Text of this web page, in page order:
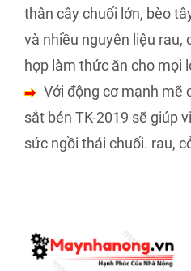
thân cây chuối lớn, bèo
và nhiều nguyên liệu rau,
hợp làm thức ăn cho mọi
Với động cơ mạnh mẽ
sắt bén TK-2019 sẽ giúp
sức ngồi thái chuối. rau,